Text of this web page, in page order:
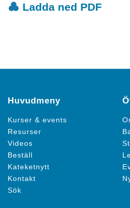
Ladda ned PDF
Huvudmeny
Kurser & events
Resurser
Videos
Beställ
Kateketnytt
Kontakt
Sök